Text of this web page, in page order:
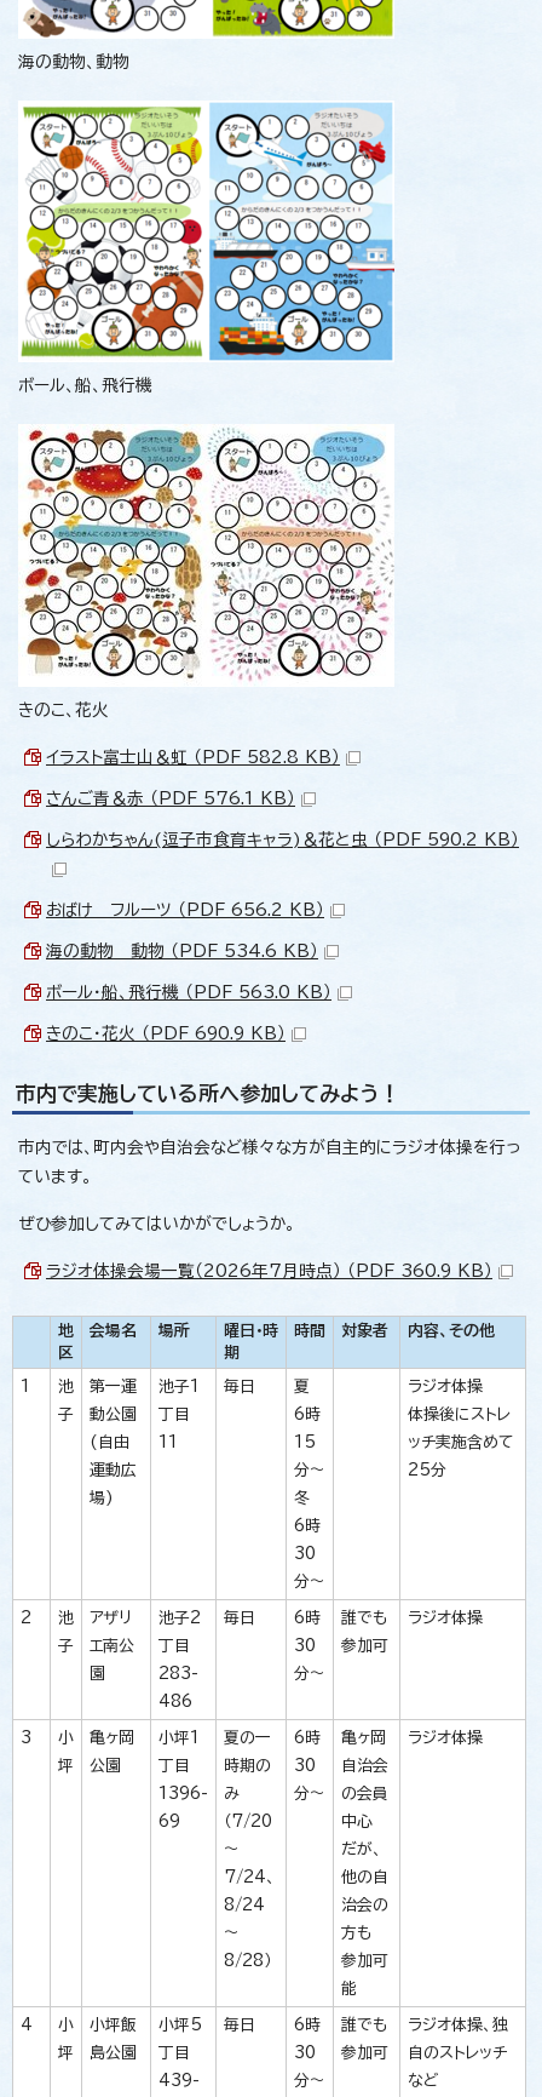
海の動物、動物
ボール、船、飛行機
きのこ、花火
イラスト富士山＆虹 （PDF 582.8 KB）
さんご青＆赤 （PDF 576.1 KB）
しらわかちゃん(逗子市食育キャラ)＆花と虫 （PDF 590.2 KB）
おばけ フルーツ （PDF 656.2 KB）
海の動物 動物 （PDF 534.6 KB）
ボール・船、飛行機 （PDF 563.0 KB）
きのこ・花火 （PDF 690.9 KB）
市内で実施している所へ参加してみよう！
市内では、町内会や自治会など様々な方が自主的にラジオ体操を行っ
ています。
ぜひ参加してみてはいかがでしょうか。
ラジオ体操会場一覧（2026年7月時点） （PDF 360.9 KB）
地
区
会場名 場所
曜日・時
期
時間 対象者 内容、その他
1
池
子
第一運
動公園
(自由
運動広
場)
池子1
丁目
11
毎日
夏
6時
15
分～
冬
6時
30
分～
ラジオ体操
体操後にストレ
ッチ実施含めて
25分
2
池
子
アザリ
エ南公
園
池子2
丁目
283-
486
毎日
6時
30
分～
誰でも
参加可
ラジオ体操
3
小
坪
亀ヶ岡
公園
小坪1
丁目
1396-
69
夏の一
時期の
み
（7/20
～
7/24、
8/24
～
8/28）
6時
30
分～
亀ヶ岡
自治会
の会員
中心
だが、
他の自
治会の
方も
参加可
能
ラジオ体操
4
小
坪
小坪飯
島公園
小坪5
丁目
439-
毎日
6時
30
分～
誰でも
参加可
ラジオ体操、独
自のストレッチ
など